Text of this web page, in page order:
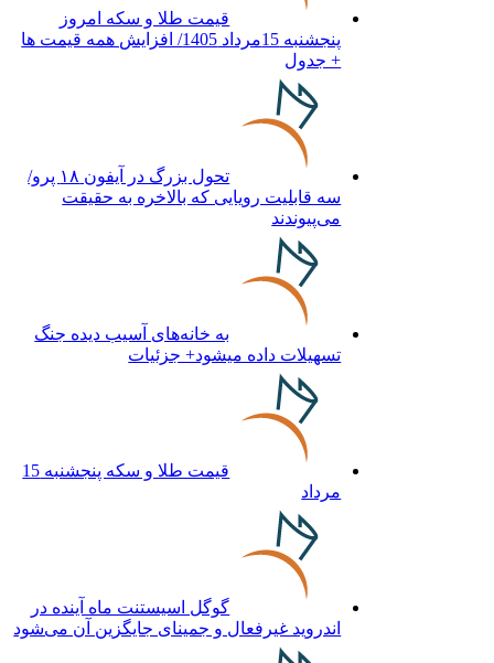
قیمت طلا و سکه امروز
پنجشنبه 15مرداد 1405/ افزایش همه قیمت ها
+ جدول
تحول بزرگ در آیفون ۱۸ پرو/
سه قابلیت رویایی که بالاخره به حقیقت
می‌پیوندند
به خانه‌های آسیب دیده جنگ
تسهیلات داده میشود+ جزئیات
قیمت طلا و سکه پنجشنبه 15
مرداد
گوگل اسیستنت ماه آینده در
اندروید غیرفعال و جمینای جایگزین آن می‌شود